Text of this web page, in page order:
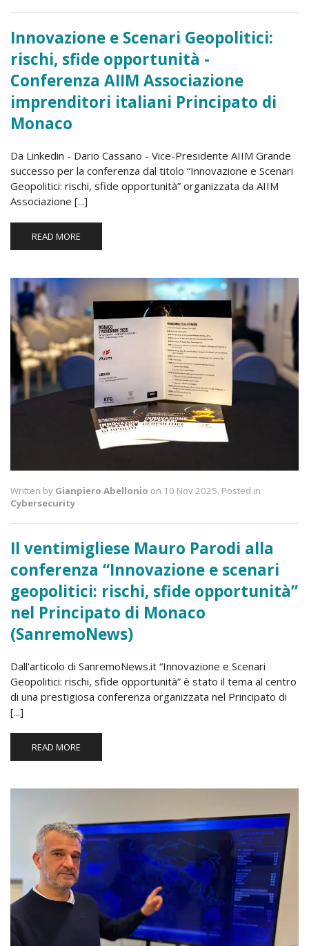
Innovazione e Scenari Geopolitici:
rischi, sfide opportunità -
Conferenza AIIM Associazione
imprenditori italiani Principato di
Monaco
Da Linkedin - Dario Cassano - Vice-Presidente AIIM Grande
successo per la conferenza dal titolo “Innovazione e Scenari
Geopolitici: rischi, sfide opportunità” organizzata da AIIM
Associazione [...]
READ MORE
Written by Gianpiero Abellonio on 10 Nov 2025. Posted in
Cybersecurity
Il ventimigliese Mauro Parodi alla
conferenza “Innovazione e scenari
geopolitici: rischi, sfide opportunità”
nel Principato di Monaco
(SanremoNews)
Dall'articolo di SanremoNews.it “Innovazione e Scenari
Geopolitici: rischi, sfide opportunità” è stato il tema al centro
di una prestigiosa conferenza organizzata nel Principato di
[...]
READ MORE